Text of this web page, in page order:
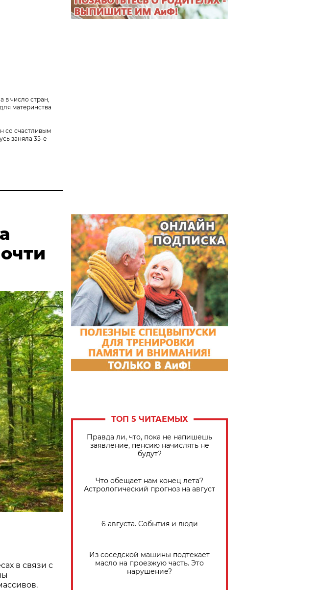
в число стран,
материнства
со счастливым
заняла 35-е
в связи с
ТОП 5 ЧИТАЕМЫХ
Правда ли, что, пока не напишешь
заявление, пенсию начислять не
будут?
​Что обещает нам конец лета?
Астрологический прогноз на август
6 августа. События и люди
Из соседской машины подтекает
масло на проезжую часть. Это
нарушение?